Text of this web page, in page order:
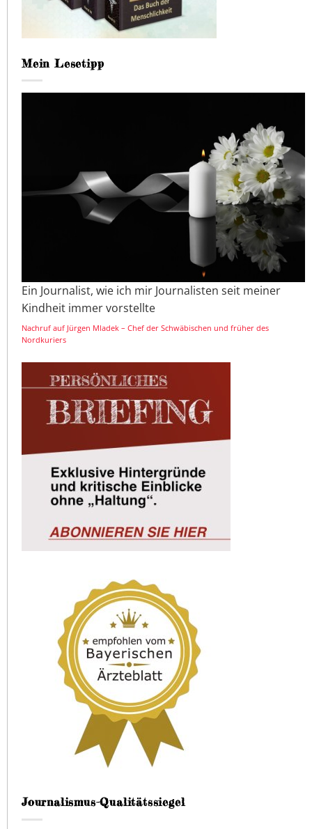
Mein Lesetipp
Ein Journalist, wie ich mir Journalisten seit meiner
Kindheit immer vorstellte
Nachruf auf Jürgen Mladek – Chef der Schwäbischen und früher des
Nordkuriers
Journalismus-Qualitätssiegel